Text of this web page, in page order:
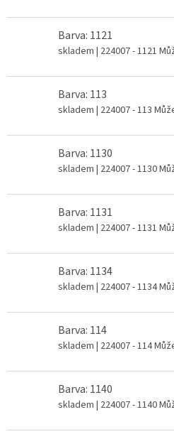
Barva: 1121
skladem | 224007 - 1121
Barva: 113
skladem | 224007 - 113
Barva: 1130
skladem | 224007 - 1130
Barva: 1131
skladem | 224007 - 1131
Barva: 1134
skladem | 224007 - 1134
Barva: 114
skladem | 224007 - 114
Barva: 1140
skladem | 224007 - 1140